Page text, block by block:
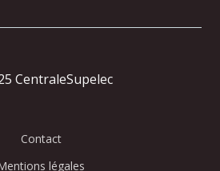
CentraleSupelec
Contact
légales